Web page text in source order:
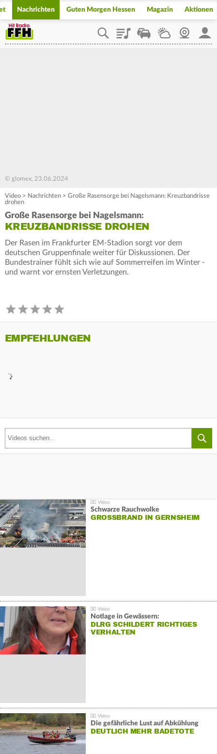
Nachrichten Guten Morgen Hessen Magazin Aktionen
PlaylistStaupilotWetterWebcam
© glomex, 23.06.2024
Video > Nachrichten > Große Rasensorge bei Nagelsmann: Kreuzbandrisse
drohen
Große Rasensorge bei Nagelsmann:
KREUZBANDRISSE DROHEN
Der Rasen im Frankfurter EM-Stadion sorgt vor dem
deutschen Gruppenfinale weiter für Diskussionen. Der
Bundestrainer fühlt sich wie auf Sommerreifen im Winter -
und warnt vor ernsten Verletzungen.
EMPFEHLUNGEN
Schwarze Rauchwolke
GROSSBRAND IN GERNSHEIM
Notlage in Gewässern:
DLRG SCHILDERT RICHTIGES
VERHALTEN
Die gefährliche Lust auf Abkühlung
DEUTLICH MEHR BADETOTE